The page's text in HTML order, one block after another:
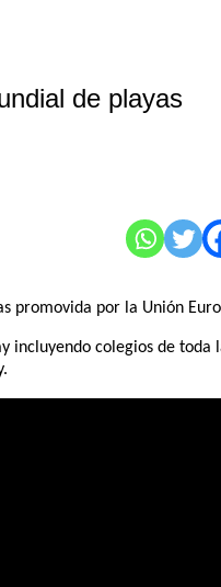
de playas
promovida por la Unión
incluyendo colegios de